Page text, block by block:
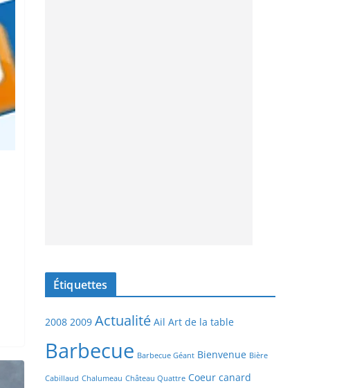
Étiquettes
2008 2009 Actualité Ail Art de la table
Barbecue Barbecue Géant Bienvenue Bière
Cabillaud Chalumeau Château Quattre Coeur canard